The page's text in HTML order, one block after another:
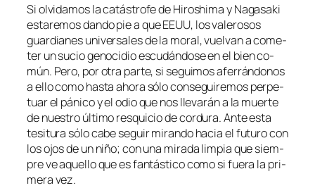
Si ol­vi­da­mos la ca­tás­tro­fe de Hiroshima y Nagasaki
es­ta­re­mos dan­do pie a que EEUU, los va­le­ro­sos
guar­dia­nes uni­ver­sa­les de la mo­ral, vuel­van a co­me­
ter un su­cio ge­no­ci­dio es­cu­dán­do­se en el bien co­
mún. Pero, por otra par­te, si se­gui­mos afe­rrán­do­nos
a ello co­mo has­ta aho­ra só­lo con­se­gui­re­mos per­pe­
tuar el pá­ni­co y el odio que nos lle­va­rán a la muer­te
de nues­tro úl­ti­mo res­qui­cio de cor­du­ra. Ante es­ta
te­si­tu­ra só­lo ca­be se­guir mi­ran­do ha­cia el fu­tu­ro con
los ojos de un ni­ño; con una mi­ra­da lim­pia que siem­
pre ve aque­llo que es fan­tás­ti­co co­mo si fue­ra la pri­
me­ra vez.